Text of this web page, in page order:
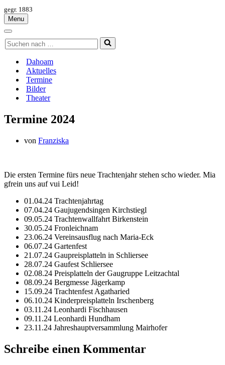
gegr. 1883
Menu
Navigationsmenü
Navigationsmenü
Suchen
nach …
Dahoam
Aktuelles
Termine
Bilder
Theater
Termine 2024
von Franziska
Die ersten Termine fürs neue Trachtenjahr stehen scho wieder. Mia
gfrein uns auf vui Leid!
01.04.24 Trachtenjahrtag
07.04.24 Gaujugendsingen Kirchstiegl
09.05.24 Trachtenwallfahrt Birkenstein
30.05.24 Fronleichnam
23.06.24 Vereinsausflug nach Maria-Eck
06.07.24 Gartenfest
21.07.24 Gaupreisplatteln in Schliersee
28.07.24 Gaufest Schliersee
02.08.24 Preisplatteln der Gaugruppe Leitzachtal
08.09.24 Bergmesse Jägerkamp
15.09.24 Trachtenfest Agatharied
06.10.24 Kinderpreisplatteln Irschenberg
03.11.24 Leonhardi Fischhausen
09.11.24 Leonhardi Hundham
23.11.24 Jahreshauptversammlung Mairhofer
Schreibe einen Kommentar